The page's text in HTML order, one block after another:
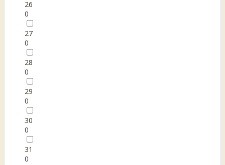
26
0
27
0
28
0
29
0
30
0
31
0